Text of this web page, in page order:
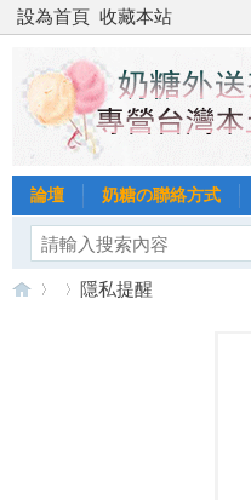
設為首頁 收藏本站
論壇 奶糖の聯絡方式
隱私提醒